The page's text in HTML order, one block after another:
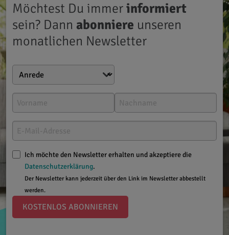
Möchtest Du immerinformiert
sein? Dann abonniere unseren
monatlichen Newsletter
Ich möchte den Newsletter erhalten und akzeptiere die
Datenschutzerklärung.
Der Newsletter kann jederzeit über den Link im Newsletter abbestellt
werden.
KOSTENLOS ABONNIEREN